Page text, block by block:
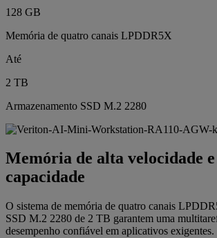
128 GB
Memória de quatro canais LPDDR5X
Até
2 TB
Armazenamento SSD M.2 2280
Memória de alta velocidade
capacidade
O sistema de memória de quatro canais
SSD M.2 2280 de 2 TB garantem uma
desempenho confiável em aplicativos exigentes.